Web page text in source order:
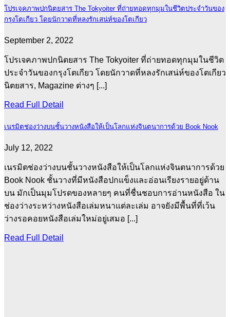
โปรเจคภาพปกนิตยสาร The Tokyoiter ที่ถ่ายทอดทุกมุมในชีวิตประจำวันของ
กรุงโตเกียว โดยนักวาดที่หลงรักเสน่ห์ของโตเกียว
September 2, 2022
โปรเจคภาพปกนิตยสาร The Tokyoiter ที่ถ่ายทอดทุกมุมในชีวิต
ประจำวันของกรุงโตเกียว โดยนักวาดที่หลงรักเสน่ห์ของโตเกียว
นิตยสาร, Magazine ต่างๆ [...]
Read Full Detail
เนรมิตช่องว่างบนชั้นวางหนังสือให้เป็นโลกแห่งจินตนาการด้วย Book Nook
July 12, 2022
เนรมิตช่องว่างบนชั้นวางหนังสือให้เป็นโลกแห่งจินตนาการด้วย
Book Nook ชั้นวางที่มีหนังสือปกแข็งและอ่อนเรียงรายอยู่ด้าน
บน มักเป็นมุมโปรดของหลายๆ คนที่ชื่นชอบการอ่านหนังสือ ใน
ช่องว่างระหว่างหนังสือเล่มหนาแต่ละเล่ม อาจยังมีพื้นที่ที่เว้น
ว่างรอคอยหนังสือเล่มใหม่อยู่เสมอ [...]
Read Full Detail